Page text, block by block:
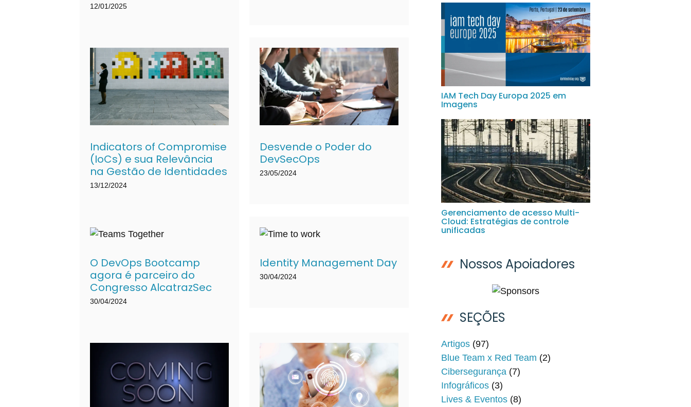
12/01/2025
Indicators of Compromise
(IoCs) e sua Relevância
na Gestão de Identidades
13/12/2024
Desvende o Poder do
DevSecOps
23/05/2024
O DevOps Bootcamp
agora é parceiro do
Congresso AlcatrazSec
30/04/2024
Identity Management Day
30/04/2024
IAM Tech Day Europa 2025 em
Imagens
Gerenciamento de acesso Multi-
Cloud: Estratégias de controle
unificadas
Nossos Apoiadores
SEÇÕES
Artigos(97)
Blue Team x Red Team (2)
Cibersegurança (7)
Infográficos(3)
Lives & Eventos(8)